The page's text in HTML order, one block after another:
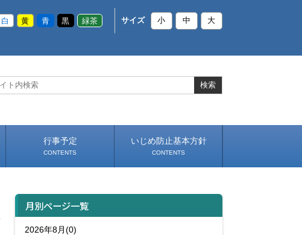
白 黄 青 黒 緑茶 サイズ 小 中 大
行事予定
CONTENTS
いじめ防止基本方針
CONTENTS
月別ページ一覧
2026年8月(0)